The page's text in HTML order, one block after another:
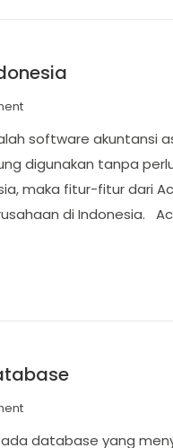
software akuntansi
digunakan tanpa
maka fitur-fitur dari
di Indonesia.
database yang